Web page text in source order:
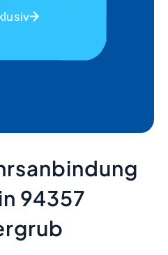
94357